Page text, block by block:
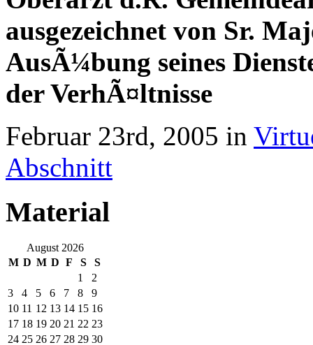
ausgezeichnet von Sr.
AusÃ¼bung seines
der VerhÃ¤ltnisse
Februar 23rd, 2005 in
Abschnitt
Material
August 2026
M D M D F S
S
1
2
3
4 5 6 7 8
9
10 11 12 13 14 15 16
17 18 19 20 21 22 23
24 25 26 27 28 29 30